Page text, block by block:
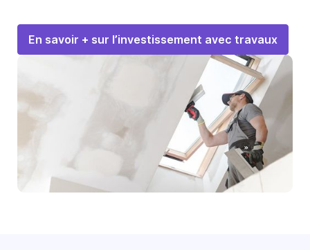
En savoir + sur l’investissement avec travaux